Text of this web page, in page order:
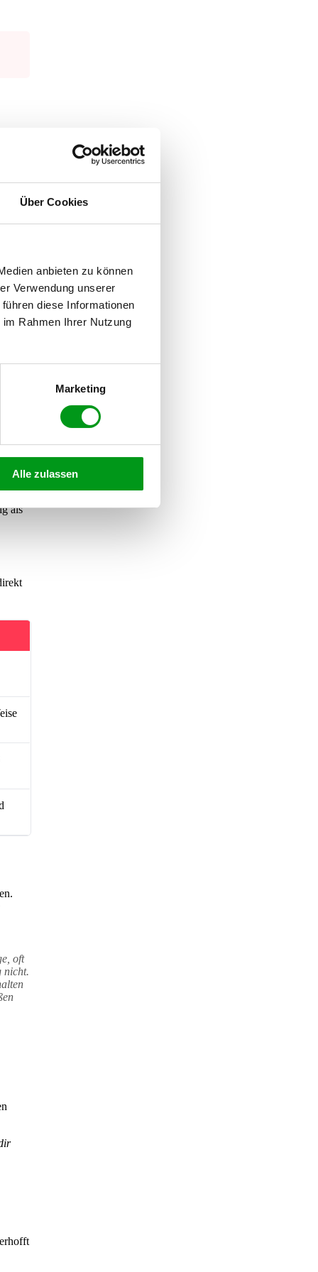
Über Cookies
anbieten zu können
Verwendung unserer
diese Informationen
Rahmen Ihrer Nutzung
Marketing
Alle zulassen
als
oft
nicht.